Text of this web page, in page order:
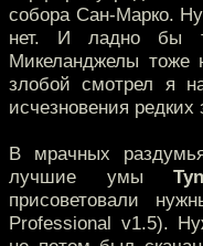
собора Сан-Марко.
нет. И ладно бы
Микеланджелы тоже
злобой смотрел я
исчезновения
В мрачных
лучшие умы
присоветовали
Professional v1.5).